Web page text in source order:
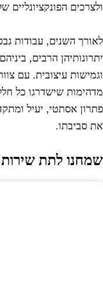
הפונקציונליים
השנים, עבודות
הרבים,
עיצובית. עם
שישדרגו כל
אסתטי, יעיל
סביבתו.
לתת שירות